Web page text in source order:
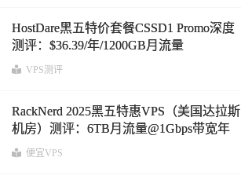
HostDare黑五特价套餐CSSD1 Promo深度
测评：$36.39/年/1200GB月流量
@100Mbps带宽，美国洛杉矶三网CN2
VPS测评
RackNerd 2025黑五特惠VPS（美国达拉斯
机房）测评：6TB月流量@1Gbps带宽年
付$18.66，低价大流量的性能与网络表现
便宜VPS